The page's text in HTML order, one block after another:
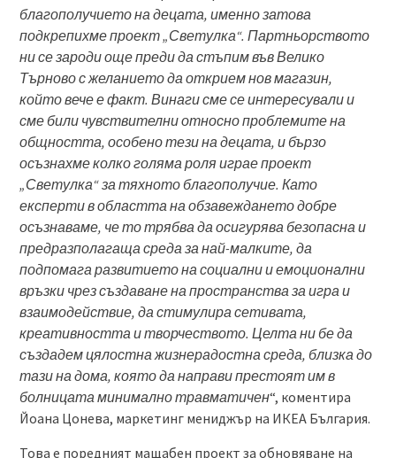
благополучието на децата, именно затова
подкрепихме проект„Светулка“. Партньорството
ни се зароди още преди да стъпим във Велико
Търново с желанието да открием нов магазин,
който вече е факт. Винаги сме се интересували и
сме били чувствителни относно проблемите на
общността, особено тези на децата, и бързо
осъзнахме колко голяма роля играе проект
„Светулка“ за тяхното благополучие. Като
експерти в областта на обзавеждането добре
осъзнаваме, че то трябва да осигурява безопасна и
предразполагаща среда за най-малките, да
подпомага развитието на социални и емоционални
връзки чрез създаване на пространства за игра и
взаимодействие, да стимулира сетивата,
креативността и творчеството. Целта ни бе да
създадем цялостна жизнерадостна среда, близка до
тази на дома, която да направи престоят им в
болницата минимално травматичен“, коментира
Йоана Цонева, маркетинг мениджър на ИКЕА България.
Това е поредният мащабен проект за обновяване на